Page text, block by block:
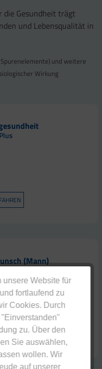
unsere Website für
fortlaufend zu
Cookies. Durch
zu. Über den
Sie auswählen,
wollen. Wir
auf unserer
die Gesundheit trägt
und Lebensqualität in
und weitere
Wirkung
(Mann)